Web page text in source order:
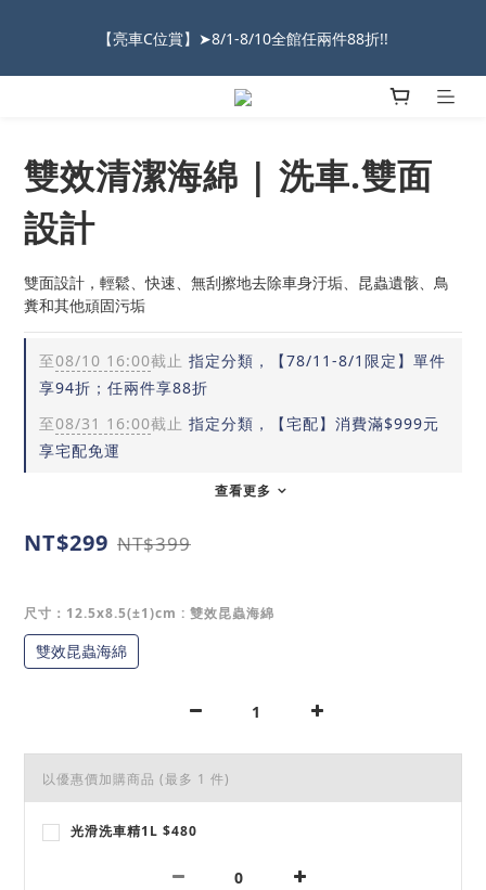
看鍍膜攻略✔ )
【亮車C位賞】➤8/1-8/10全館任兩件88折!!
2026車友推薦新車鍍膜１００% 成功的秘訣，全靠這組😎　 ( 查
看鍍膜攻略✔ )
雙效清潔海綿 | 洗車.雙面
設計
雙面設計，輕鬆、快速、無刮擦地去除車身汙垢、昆蟲遺骸、鳥
糞和其他頑固污垢
至08/10 16:00截止 指定分類，【78/11-8/1限定】單件
享94折；任兩件享88折
至08/31 16:00截止 指定分類，【宅配】消費滿$999元
享宅配免運
查看更多
NT$299 NT$399
尺寸：12.5x8.5(±1)cm : 雙效昆蟲海綿
雙效昆蟲海綿
以優惠價加購商品 (最多 1 件)
光滑洗車精1L $480